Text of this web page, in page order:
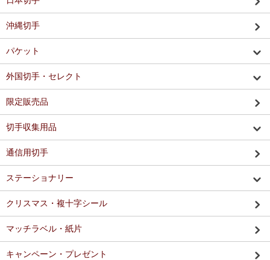
沖縄切手
パケット
外国切手・セレクト
限定販売品
切手収集用品
通信用切手
ステーショナリー
クリスマス・複十字シール
マッチラベル・紙片
キャンペーン・プレゼント